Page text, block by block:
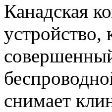
Канадская
устройство,
снимает